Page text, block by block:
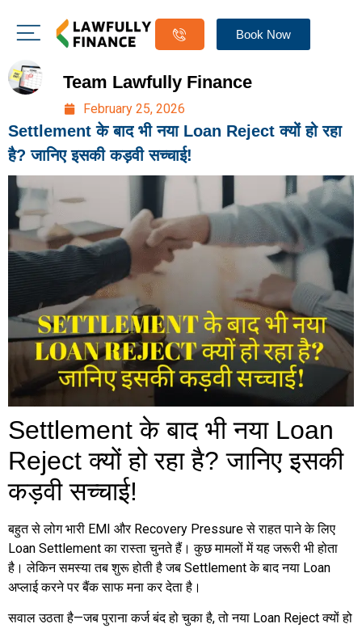
Book Now
Team Lawfully Finance
February 25, 2026
Settlement के बाद भी नया Loan Reject क्यों हो रहा
है? जानिए इसकी कड़वी सच्चाई!
Settlement के बाद भी नया Loan
Reject क्यों हो रहा है? जानिए इसकी
कड़वी सच्चाई!
बहुत से लोग भारी EMI और Recovery Pressure से राहत पाने के लिए
Loan Settlement का रास्ता चुनते हैं। कुछ मामलों में यह जरूरी भी होता
है। लेकिन समस्या तब शुरू होती है जब Settlement के बाद नया Loan
अप्लाई करने पर बैंक साफ मना कर देता है।
सवाल उठता है—जब पुराना कर्ज बंद हो चुका है, तो नया Loan Reject क्यों हो